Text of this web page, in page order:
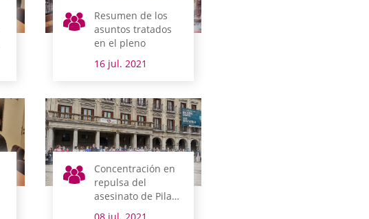
Resumen de los
asuntos tratados
en el pleno
16 jul. 2021
Concentración en
repulsa del
asesinato de Pilar
08 jul. 2021